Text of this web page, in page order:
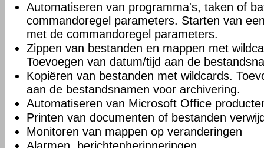
Automatiseren van programma's, taken of
commandoregel parameters. Starten van
met de commandoregel parameters.
Zippen van bestanden en mappen met
Toevoegen van datum/tijd aan de
Kopiëren van bestanden met wildcards.
aan de bestandsnamen voor archivering.
Automatiseren van Microsoft Office
Printen van documenten of bestanden
Monitoren van mappen op veranderingen